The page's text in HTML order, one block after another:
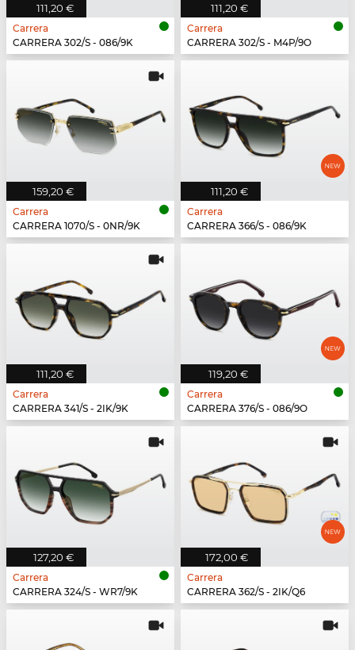
111,20 €
Carrera
CARRERA 302/S - 086/9K
111,20 €
Carrera
CARRERA 302/S - M4P/9O
159,20 €
Carrera
CARRERA 1070/S - 0NR/9K
111,20 €
Carrera
CARRERA 366/S - 086/9K
111,20 €
Carrera
CARRERA 341/S - 2IK/9K
119,20 €
Carrera
CARRERA 376/S - 086/9O
127,20 €
Carrera
CARRERA 324/S - WR7/9K
172,00 €
Carrera
CARRERA 362/S - 2IK/Q6